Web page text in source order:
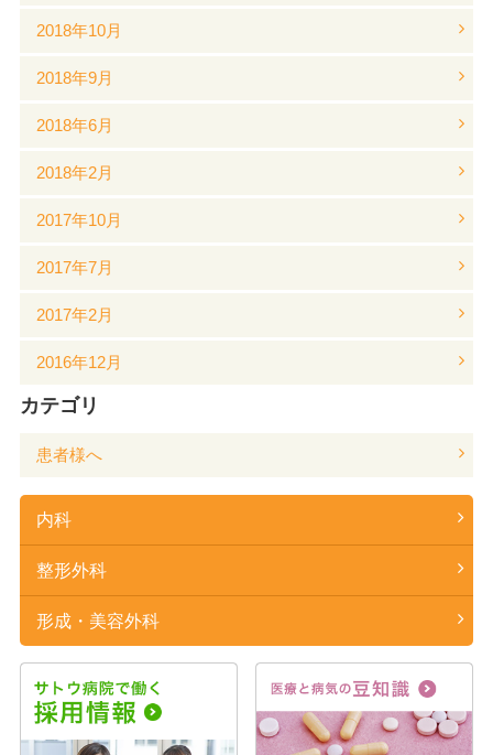
2018年10月
2018年9月
2018年6月
2018年2月
2017年10月
2017年7月
2017年2月
2016年12月
カテゴリ
患者様へ
内科
整形外科
形成・美容外科